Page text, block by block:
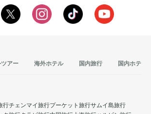
アー 海外ホテル 国内旅行 国内ホテル
行チェンマイ旅行プーケット旅行サムイ島旅行